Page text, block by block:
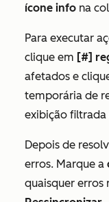
ícone info na
Para executar
clique em [#]
afetados e
temporária de
exibição
Depois de
erros. Marque a
quaisquer erros